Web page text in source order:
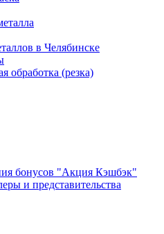
в Челябинске
обработка (резка)
бонусов "Акция Кэшбэк"
и представительства